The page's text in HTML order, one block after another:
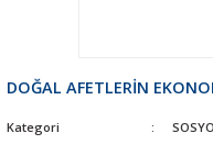
DOĞAL AFETLERİN
Kategori